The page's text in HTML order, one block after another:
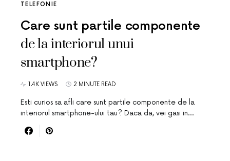
TELEFONIE
Care sunt partile componente
de la interiorul unui
smartphone?
1.4K VIEWS 2 MINUTE READ
Esti curios sa afli care sunt partile componente de la
interiorul smartphone-ului tau? Daca da, vei gasi in…